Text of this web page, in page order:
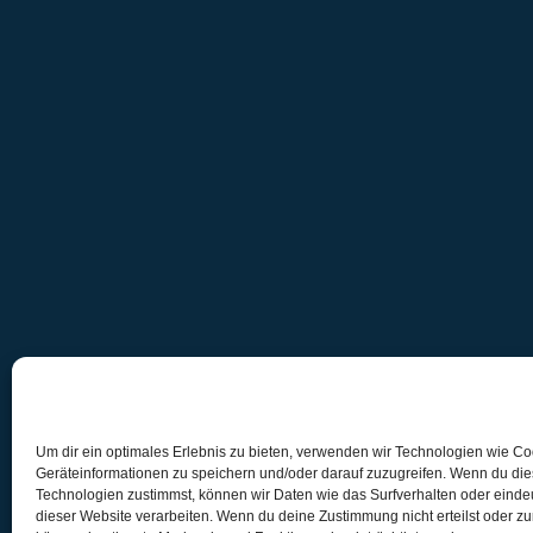
Um dir ein optimales Erlebnis zu bieten, verwenden wir Technologien wie
Geräteinformationen zu speichern und/oder darauf zuzugreifen. Wenn du
Technologien zustimmst, können wir Daten wie das Surfverhalten oder
dieser Website verarbeiten. Wenn du deine Zustimmung nicht erteilst oder